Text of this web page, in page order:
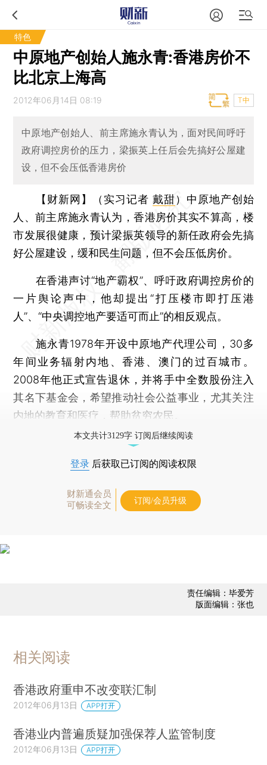
特色
中原地产创始人施永青:香港房价不
比北京上海高
2012年06月14日 08:19 T中
中原地产创始人、前主席施永青认为，面对民间呼吁
政府调控房价的压力，梁振英上任后会先搞好公屋建
设，但不会压低香港房价
【财新网】（实习记者 戴甜） 中原地产创始
人、前主席施永青认为，香港房价其实不算高，楼
市发展很健康，预计梁振英领导的新任政府会先搞
好公屋建设，缓和民生问题，但不会压低房价。
在香港声讨“地产霸权”、呼吁政府调控房价的
一片舆论声中，他却提出“打压楼市即打压港
人”、“中央调控地产要适可而止”的相反观点。
施永青1978年开设中原地产代理公司，30多
年间业务辐射内地、香港、澳门的过百城市。
2008年他正式宣告退休，并将手中全数股份注入
其名下基金会，希望推动社会公益事业，尤其关注
内地的教育和医疗，帮助贫穷农民。
本文共计3129字 订阅后继续阅读
登录 后获取已订阅的阅读权限
财新通会员
可畅读全文
订阅/会员升级
责任编辑：毕爱芳
版面编辑：张也
相关阅读
香港政府重申不改变联汇制
2012年06月13日 APP打开
香港业内普遍质疑加强保荐人监管制度
2012年06月13日 APP打开